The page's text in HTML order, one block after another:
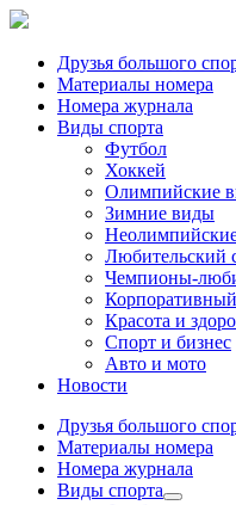
Друзья большого
Материалы номера
Номера журнала
Виды спорта
Футбол
Хоккей
Олимпийские
Зимние виды
Любительский
Чемпионы-
Красота и
Спорт и бизнес
Авто и мото
Новости
Друзья большого
Материалы номера
Номера журнала
Виды спорта